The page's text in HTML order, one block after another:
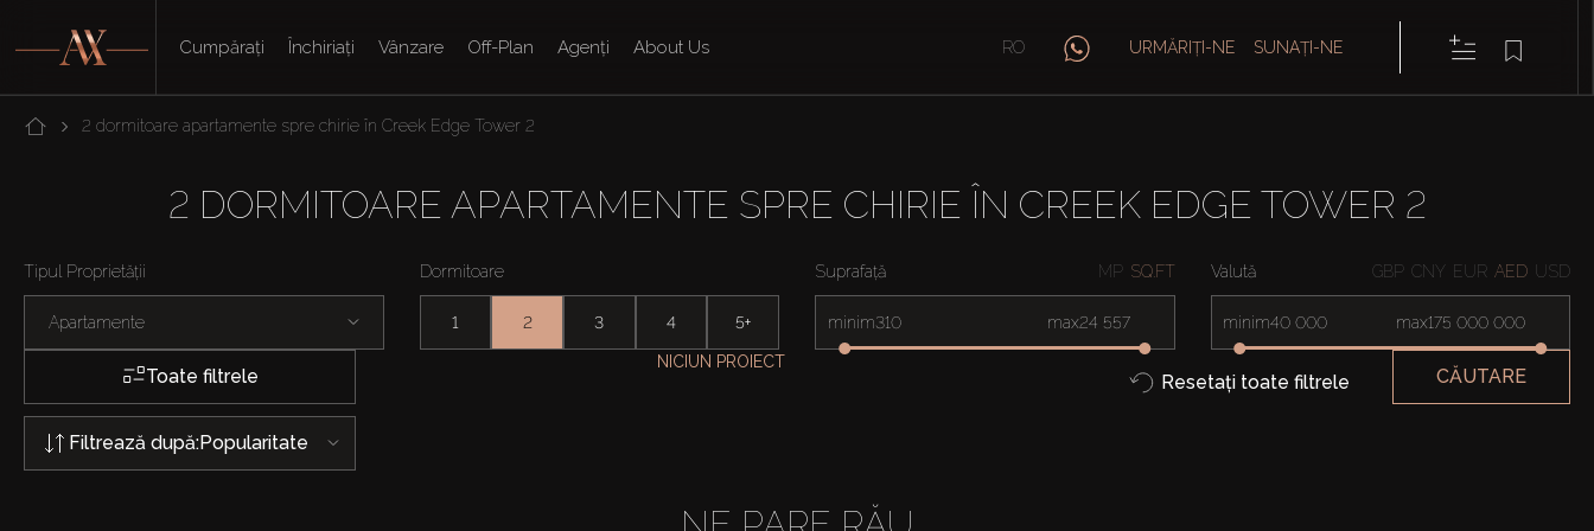
Cumpărați Închiriați Vânzare Off-Plan Agenți About Us RO URMĂRIȚI-NE SUNAȚI-NE
2 dormitoare apartamente spre chirie în Creek Edge Tower 2
2 DORMITOARE APARTAMENTE SPRE CHIRIE ÎN CREEK EDGE TOWER 2
Tipul Proprietății
Apartamente
Dormitoare
1 2 3 4 5+
Suprafață MP SQ.FT
minim max
Valută GBP CNY EUR AED USD
minim max
Toate filtrele
NICIUN PROIECT
Resetați toate filtrele CĂUTARE
Filtrează după:Popularitate